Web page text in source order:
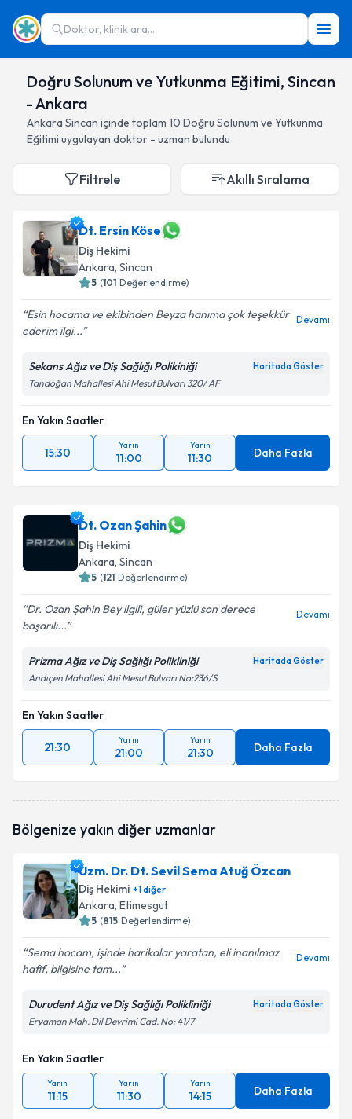
Doktor, klinik ara...
Doğru Solunum ve Yutkunma Eğitimi, Sincan
- Ankara
Ankara Sincan içinde toplam 10 Doğru Solunum ve Yutkunma
Eğitimi uygulayan doktor - uzman bulundu
Filtrele Akıllı Sıralama
Dt. Ersin Köse
Diş Hekimi
Ankara, Sincan
5 (101 Değerlendirme)
Esin hocama ve ekibinden Beyza hanıma çok teşekkür
ederim ilgi...
Devamı
Sekans Ağız ve Diş Sağlığı Polikiniği Haritada Göster
Tandoğan Mahallesi Ahi Mesut Bulvarı 320/ AF
En Yakın Saatler
15:30
Yarın
11:00
Yarın
11:30 Daha Fazla
Dt. Ozan Şahin
Diş Hekimi
Ankara, Sincan
5 (121 Değerlendirme)
Dr. Ozan Şahin Bey ilgili, güler yüzlü son derece
başarılı...
Devamı
Prizma Ağız ve Diş Sağlığı Polikliniği Haritada Göster
Andıçen Mahallesi Ahi Mesut Bulvarı No:236/S
En Yakın Saatler
21:30
Yarın
21:00
Yarın
21:30 Daha Fazla
Bölgenize yakın diğer uzmanlar
Uzm. Dr. Dt. Sevil Sema Atuğ Özcan
Diş Hekimi +1diğer
Ankara, Etimesgut
5 (815 Değerlendirme)
Sema hocam, işinde harikalar yaratan, eli inanılmaz
hafif, bilgisine tam...
Devamı
Durudent Ağız ve Diş Sağlığı Polikliniği Haritada Göster
Eryaman Mah. Dil Devrimi Cad. No: 41/7
En Yakın Saatler
Yarın
11:15
Yarın
11:30
Yarın
14:15 Daha Fazla